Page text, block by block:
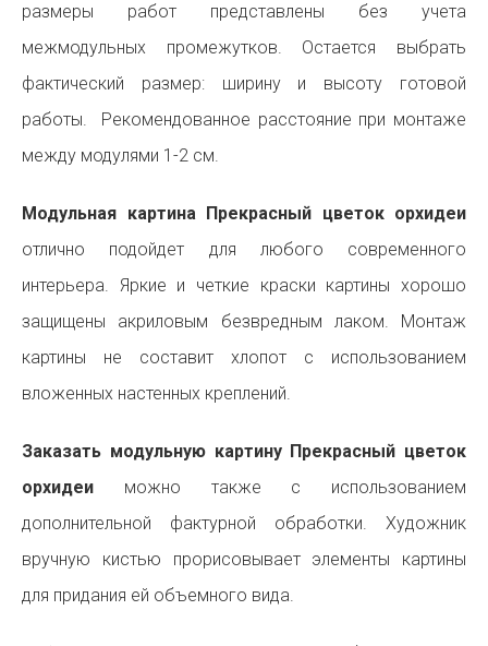
размеры работ представлены без учета
межмодульных промежутков. Остается выбрать
фактический размер: ширину и высоту готовой
работы. Рекомендованное расстояние при монтаже
между модулями 1-2 см.
Модульная картина Прекрасный цветок орхидеи
отлично подойдет для любого современного
интерьера. Яркие и четкие краски картины хорошо
защищены акриловым безвредным лаком. Монтаж
картины не составит хлопот с использованием
вложенных настенных креплений.
Заказать модульную картину Прекрасный цветок
орхидеи можно также с использованием
дополнительной фактурной обработки. Художник
вручную кистью прорисовывает элементы картины
для придания ей объемного вида.